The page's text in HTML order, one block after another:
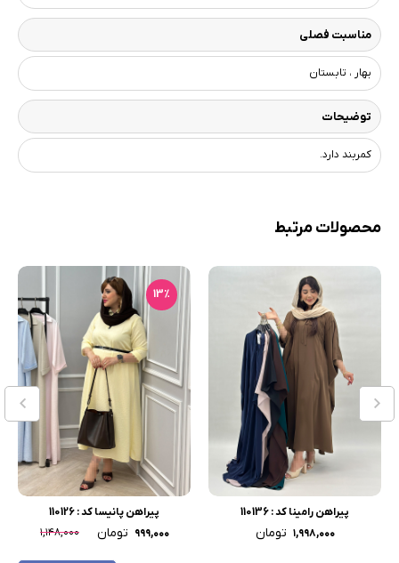
مناسبت فصلی
بهار ، تابستان
توضیحات
کمربند دارد.
محصولات مرتبط
پیراهن رامینا کد : 110136
۱,۹۹۸,۰۰۰ تومان
13٪
پیراهن پانیسا کد : 110126
۹۹۹,۰۰۰ تومان ۱,۱۴۸,۰۰۰